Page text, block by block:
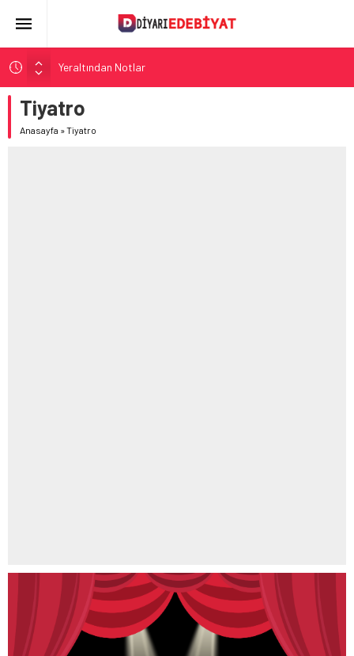
Yeraltından Notlar
Aylak Adam
Zebercet
Demiryolu Hikâyecileri
Tiyatro
Anasayfa »Tiyatro